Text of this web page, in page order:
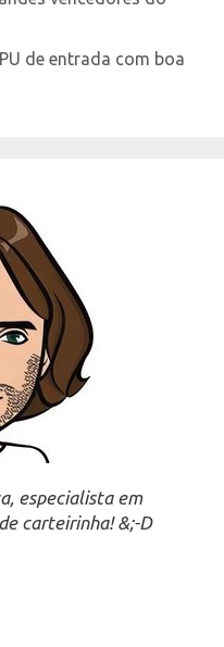
de entrada com boa
especialista em
carteirinha! &;-D